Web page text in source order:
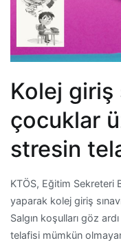
Kolej giriş
çocuklar
stresin
KTÖS, Eğitim Sekreteri
yaparak kolej giriş
Salgın koşulları göz
telafisi mümkün